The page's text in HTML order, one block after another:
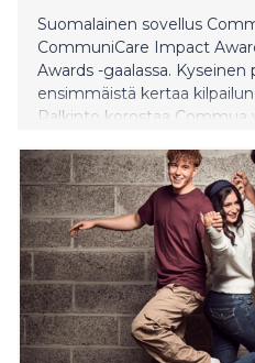
Suomalainen sovellus
CommuniCare Impact
Awards -gaalassa.
ensimmäistä kertaa
Palkinto korostaa Commua
tukee paikallista
mahdollistamalla
muutamalla napin